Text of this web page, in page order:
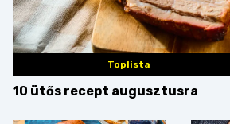
Toplista
10 ütős recept augusztusra